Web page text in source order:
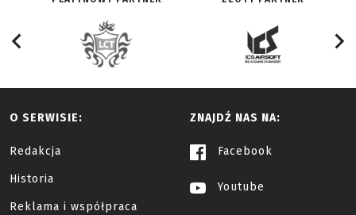
O SERWISIE:
Redakcja
Historia
Reklama i współpraca
ZNAJDŹ NAS NA:
Facebook
Youtube